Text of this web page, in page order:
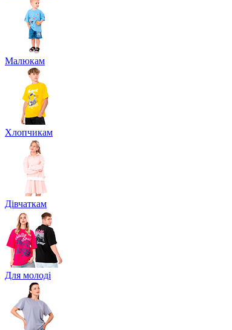
Малюкам
Хлопчикам
Дівчаткам
Для молоді